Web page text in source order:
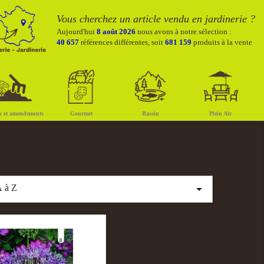
Vous cherchez un article vendu en jardinerie ?
Aujourd'hui 8 août 2026 nous avons à notre sélection :
40 657 références différentes, soit 681 159 produits à la vente
et amendements Gourmet Bassin Plein Air
à Z 